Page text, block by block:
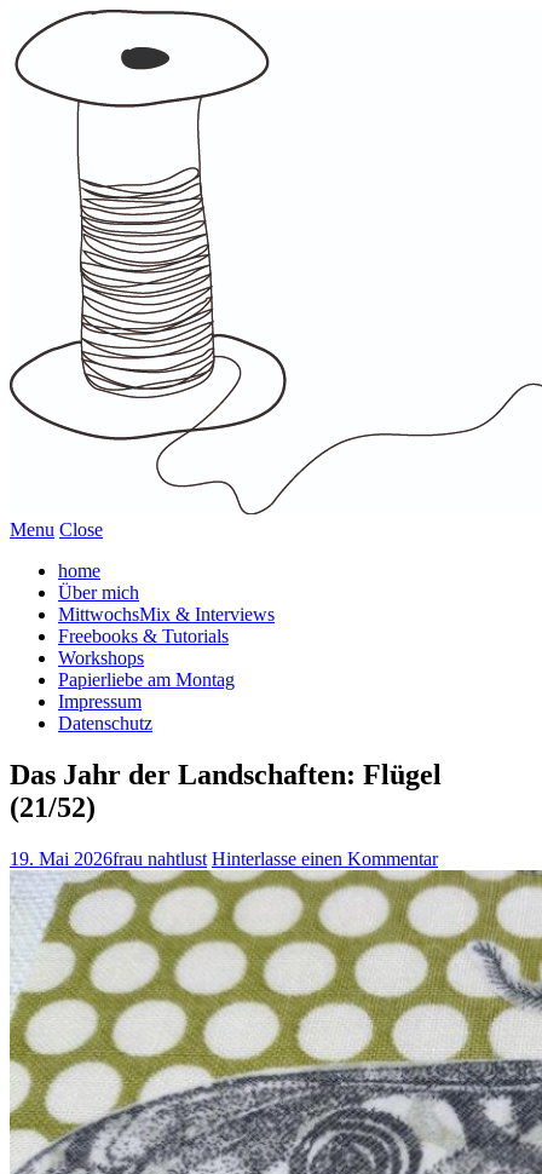
Menu Close
home
Über mich
MittwochsMix & Interviews
Freebooks & Tutorials
Workshops
Papierliebe am Montag
Impressum
Datenschutz
Das Jahr der Landschaften: Flügel
(21/52)
19. Mai 2026frau nahtlust Hinterlasse einen Kommentar